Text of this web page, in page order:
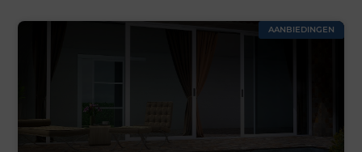
AANBIEDINGEN